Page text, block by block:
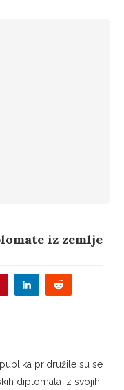
iz zemlje
pridružile su se
diplomata iz svojih